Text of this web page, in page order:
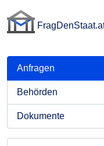
Anfragen
Behörden
Dokumente